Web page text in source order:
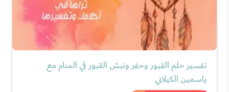
تفسير حلم القبور وحفر ونبش القبور في المنام مع
ياسمين الكيلاني